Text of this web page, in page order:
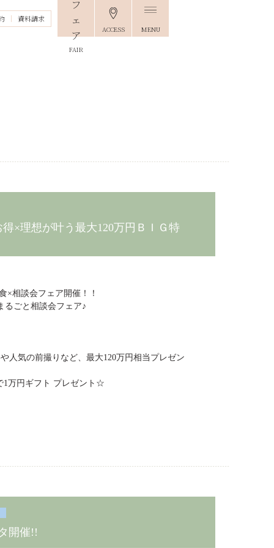
資料請求
FAIR
ACCESS MENU
×理想が叶う最大120万円ＢＩＧ特
×相談会フェア開催！！
るごと相談会フェア♪
人気の前撮りなど、最大120万円相当プレゼン
1万円ギフト プレゼント☆
開催!!